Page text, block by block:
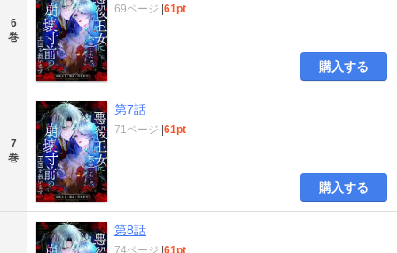
6
巻
69ページ 61pt
購入する
7
巻
第7話
71ページ 61pt
購入する
第8話
74ページ 61pt